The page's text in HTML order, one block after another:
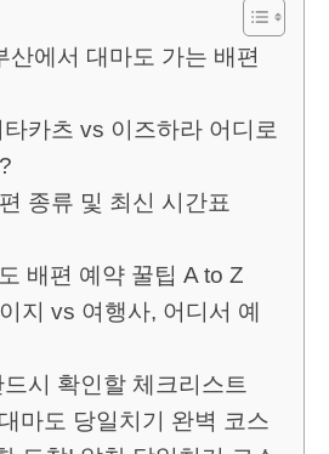
산에서 대마도 가는 배편
카츠 vs 이즈하라 어디로
종류 및 최신 시간표
배편 예약 꿀팁 A to Z
지 vs 여행사, 어디서 예
시 확인할 체크리스트
마도 당일치기 완벽 코스